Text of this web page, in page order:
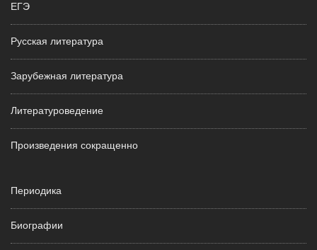
ЕГЭ
Русская литература
Зарубежная литература
Литературоведение
Произведения сокращенно
Периодика
Биографии